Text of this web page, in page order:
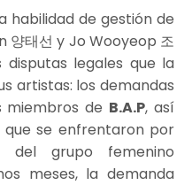
habilidad de gestión de
양태선 y Jo Wooyeop 조
disputas legales que la
artistas: los demandas
miembros de B.A.P, así
se enfrentaron por
grupo femenino
meses, la demanda